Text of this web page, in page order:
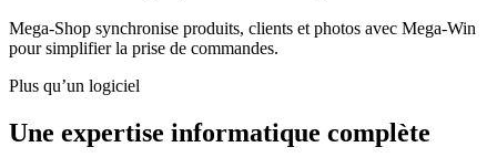
Mega-Shop synchronise produits, clients et photos avec Mega-Win
pour simplifier la prise de commandes.
Plus qu’un logiciel
Une expertise informatique complète